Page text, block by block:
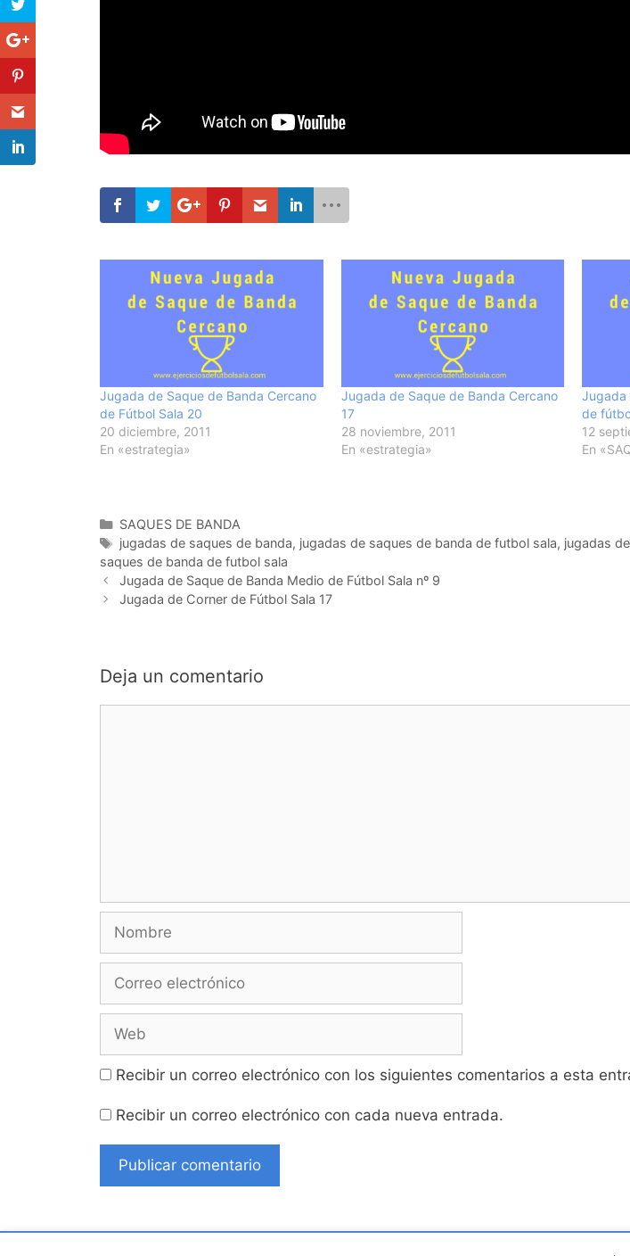
Jugada de Saque de Banda Cercano
de Fútbol Sala 20
20 diciembre, 2011
En «estrategia»
Jugada de Saque de Banda Cercano
17
28 noviembre, 2011
En «estrategia»
Jugada
de
12
En
Categorías
SAQUES DE BANDA
Etiquetas
jugadas de saques de banda, jugadas de saques de banda de futbol sala, jugadas
saques de banda de futbol sala
Navegación
de
Jugada de Saque de Banda Medio de Fútbol Sala nº 9
Jugada de Corner de Fútbol Sala 17
Deja un comentario
electrónico
Recibir un correo electrónico con los siguientes comentarios a esta
Recibir un correo electrónico con cada nueva entrada.